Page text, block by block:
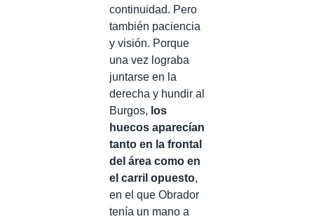
continuidad. Pero
también paciencia
y visión. Porque
una vez lograba
juntarse en la
derecha y hundir al
Burgos, los
huecos aparecían
tanto en la frontal
del área como en
el carril opuesto,
en el que Obrador
tenía un mano a